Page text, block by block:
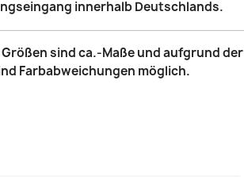
innerhalb Deutschlands.
sind ca.-Maße und aufgrund der
Farbabweichungen möglich.